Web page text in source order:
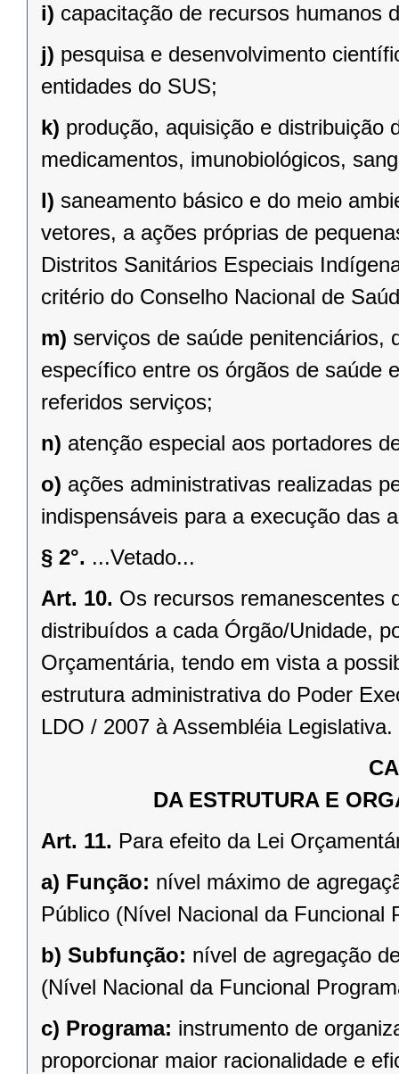
i) capacitação de recursos humanos
j) pesquisa e desenvolvimento
entidades do SUS;
k) produção, aquisição e distribuição
medicamentos, imunobiológicos,
l) saneamento básico e do meio
vetores, a ações próprias de
Distritos Sanitários Especiais
critério do Conselho Nacional de
m) serviços de saúde penitenciários,
específico entre os órgãos de saúde
referidos serviços;
n) atenção especial aos portadores
o) ações administrativas realizadas
indispensáveis para a execução das
§ 2°. ...Vetado...
Art. 10. Os recursos remanescentes
distribuídos a cada Órgão/Unidade,
Orçamentária, tendo em vista a
estrutura administrativa do Poder
LDO / 2007 à Assembléia Legislativa.
DA ESTRUTURA E
Art. 11. Para efeito da Lei
a) Função: nível máximo de
Público (Nível Nacional da Funcional
b) Subfunção: nível de agregação
(Nível Nacional da Funcional
c) Programa: instrumento de
proporcionar maior racionalidade e